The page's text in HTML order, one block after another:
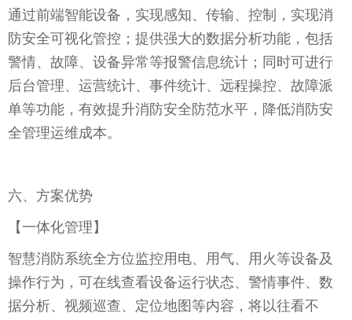
通过前端智能设备，实现感知、传输、控制，实现消
防安全可视化管控；提供强大的数据分析功能，包括
警情、故障、设备异常等报警信息统计；同时可进行
后台管理、运营统计、事件统计、远程操控、故障派
单等功能，有效提升消防安全防范水平，降低消防安
全管理运维成本。
六、方案优势
【 一体化管理 】
智慧消防系统全方位监控用电、用气、用火等设备及
操作行为，可在线查看设备运行状态、警情事件、数
据分析、视频巡查、定位地图等内容，将以往看不